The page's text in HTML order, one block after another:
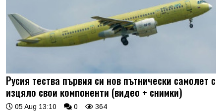
Русия тества първия си нов пътнически самолет с
изцяло свои компоненти (видео + снимки)
05 Aug 13:10 0 364